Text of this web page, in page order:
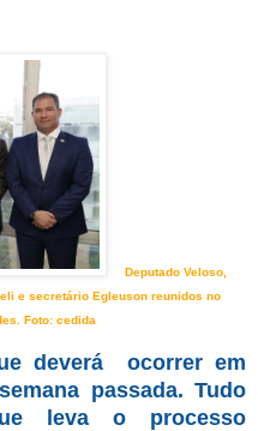
Deputado Veloso,
e secretário Egleuson reunidos no
Foto: cedida
deverá ocorrer em
passada. Tudo
leva o processo